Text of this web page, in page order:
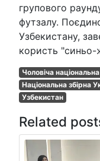
групового
футзалу.
Узбекистану,
користь "синьо-
Чоловіча
Національна збірна
Узбекистан
Related